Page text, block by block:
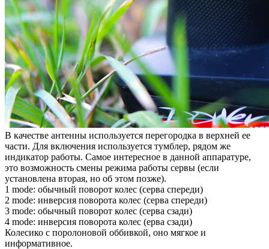
В качестве антенны используется перегородка в верхней ее
части. Для включения используется тумблер, рядом же
индикатор работы. Самое интересное в данной аппаратуре,
это возможность смены режима работы сервы (если
установлена вторая, но об этом позже).
1 mode: обычный поворот колес (серва спереди)
2 mode: инверсия поворота колес (серва спереди)
3 mode: обычный поворот колес (серва сзади)
4 mode: инверсия поворота колес (ерва сзади)
Колесико с поролоновой оббивкой, оно мягкое и
информативное.